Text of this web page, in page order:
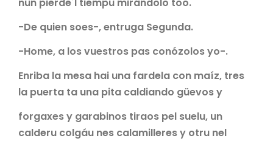
-De quien soes-, entruga Segunda.
-Home, a los vuestros pas conózolos yo-.
Enriba la mesa hai una fardela con maíz, tres
la puerta ta una pita caldiando güevos y
forgaxes y garabinos tiraos pel suelu, un
calderu colgáu nes calamilleres y otru nel